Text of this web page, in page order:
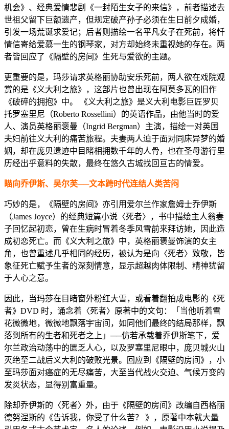
机会》、经典爱情悲剧《一封陌生女子的来信》，前者描述去
世祖父留下巨额遗产，但规定破产孙子必须在生日前夕成婚，
引发一场荒诞求爱记；后者则描绘一名平凡女子在死前，将忏
情信寄给爱慕一生的钢琴家，对方却始终未重视她的存在。两
者皆回应了《隔壁的房间》生死与爱欲的主题。
更重要的是，玛莎请求英格丽协助安乐死前，两人欲在戏院观
赏的是《义大利之旅》，这部片也曾出现在阿莫多瓦的旧作
《破碎的拥抱》中。 《义大利之旅》是义大利电影巨匠罗贝
托罗塞里尼（Roberto Rossellini）的英语作品，由他当时的爱
人、演员英格丽褒曼（Ingrid Bergman）主演，描绘一对英国
夫妇前往义大利的痛苦旅程。夫妻两人迫于面对同床异梦的婚
姻，却在庞贝遗迹中目睹相拥数千年的人骨，也在圣母游行里
历经出乎意料的失散，最终在悠久古城找回亘古的情爱。
瞄向乔伊斯、吴尔芙──文本跨时代连结人类苦闷
巧妙的是，《隔壁的房间》亦引用爱尔兰作家詹姆士乔伊斯
（James Joyce）的经典短篇小说〈死者〉，书中描绘主人翁妻
子回忆起初恋，曾在生病时冒着冬季风雪前来拜访她，因此造
成初恋死亡。而《义大利之旅》中，英格丽褒曼饰演的女主
角，也曾重述几乎相同的经历，被认为是向〈死者〉致敬，皆
象征死亡赋予生者的深刻情意，显示超越肉体限制、精神犹留
于人心之意。
因此，当玛莎在目睹窗外粉红大雪，或看着翻拍成电影的《死
者》DVD 时，诵念着〈死者〉原著中的文句：「当他听着雪
花微微地，微微地飘落宇宙间，如同他们最终的结局那样，飘
落到所有的生者和死者之上」──仿若承载着乔伊斯笔下，爱
尔兰政治动荡中的匮乏人心，以及罗塞里尼眼中，庞贝城火山
灭绝至二战后义大利的破败光景。回应到《隔壁的房间》，小
至玛莎面对癌症的无尽痛苦，大至当代战火交迫、气候万变的
发炎状态，显得别富重量。
除却乔伊斯的〈死者〉外，由于《隔壁的房间》改编自西格丽
德努涅斯的《告诉我，你受了什么苦？ 》，原著中本就大量